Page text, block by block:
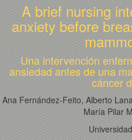
A brief nursing
anxiety before
Una intervención
ansiedad antes de una
cáncer
Ana Fernández-Feito, Alberto
María Pilar